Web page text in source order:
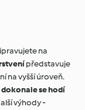
na
představuje
na vyšší úroveň.
dokonale se hodí
výhody -